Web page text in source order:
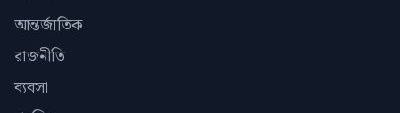
আন্তর্জাতিক
রাজনীতি
ব্যবসা